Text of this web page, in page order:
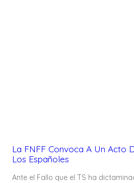
La FNFF Convoca A Un Acto
Los Españoles
Ante el Fallo que el TS ha